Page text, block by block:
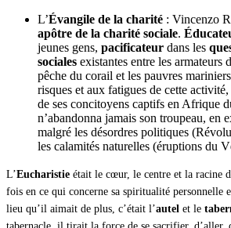
L’Évangile de la charité : Vincenzo
apôtre de la charité sociale.
jeunes gens, pacificateur dans les
sociales existantes entre les armateurs
pêche du corail et les pauvres
risques et aux fatigues de cette
de ses concitoyens captifs en Afrique
n’abandonna jamais son troupeau, en
malgré les désordres politiques
les calamités naturelles (éruptions du
L’Eucharistie était le cœur, le centre et la racine
fois en ce qui concerne sa spiritualité personnelle
lieu qu’il aimait de plus, c’était l’autel et le